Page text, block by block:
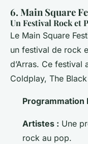
6. Main Square
Un Festival Rock et
Le Main Square
un festival de rock
d’Arras. Ce festival
Coldplay, The
Programmation
Artistes : Une
rock au pop.